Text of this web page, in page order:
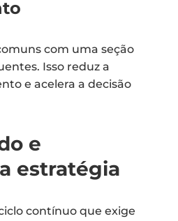
com uma seção
Isso reduz a
e acelera a decisão
e
estratégia
contínuo que exige